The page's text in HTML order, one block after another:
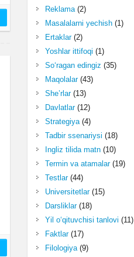
Reklama(2)
Masalalarni yechish(1)
Ertaklar(2)
Yoshlar ittifoqi (1)
So‘ragan edingiz (35)
Maqolalar(43)
She’rlar(13)
Davlatlar(12)
Strategiya(4)
Tadbir ssenariysi (18)
Ingliz tilida matn(10)
Termin va atamalar(19)
Testlar(44)
Universitetlar(15)
Darsliklar(18)
Yil o‘qituvchisi tanlovi (11)
Faktlar(17)
Filologiya(9)